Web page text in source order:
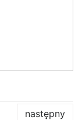
następny